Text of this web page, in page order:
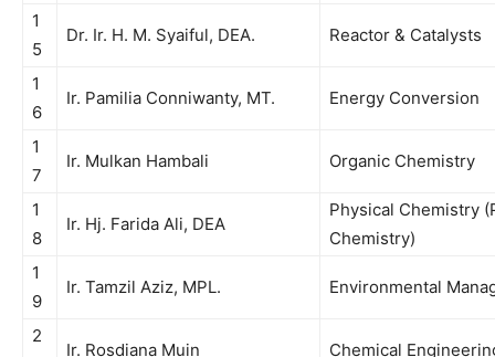
1
5
Dr. Ir. H. M. Syaiful, DEA. Reactor & Catalysts
1
6
Ir. Pamilia Conniwanty, MT. Energy Conversion
1
7
Ir. Mulkan Hambali Organic Chemistry
1
8
Ir. Hj. Farida Ali, DEA
Physical Chemistry
Chemistry)
1
9
Ir. Tamzil Aziz, MPL. Environmental
2
Ir. Rosdiana Muin Chemical